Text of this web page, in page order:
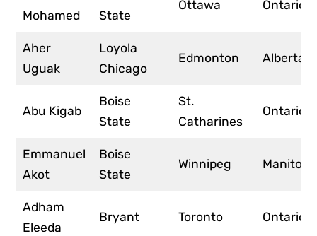
Mohamed
State
Ottawa Ontario
Aher
Uguak
Loyola
Chicago
Edmonton Alberta
Abu Kigab
Boise
State
St.
Catharines
Ontario
Emmanuel
Akot
Boise
State
Winnipeg Manitoba
Adham
Eleeda
Bryant Toronto Ontario